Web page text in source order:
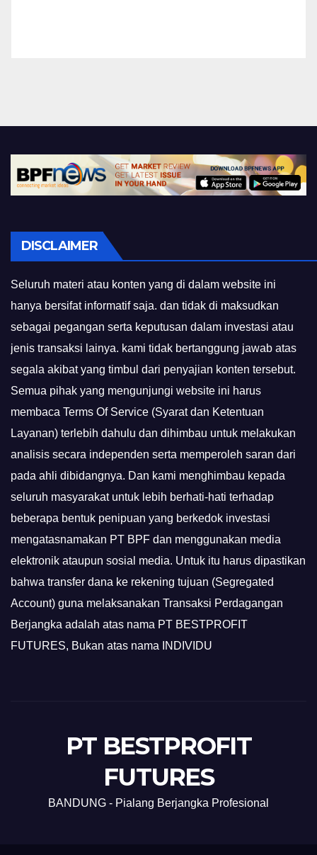
DISCLAIMER
Seluruh materi atau konten yang di dalam website ini
hanya bersifat informatif saja. dan tidak di maksudkan
sebagai pegangan serta keputusan dalam investasi atau
jenis transaksi lainya. kami tidak bertanggung jawab atas
segala akibat yang timbul dari penyajian konten tersebut.
Semua pihak yang mengunjungi website ini harus
membaca Terms Of Service (Syarat dan Ketentuan
Layanan) terlebih dahulu dan dihimbau untuk melakukan
analisis secara independen serta memperoleh saran dari
pada ahli dibidangnya. Dan kami menghimbau kepada
seluruh masyarakat untuk lebih berhati-hati terhadap
beberapa bentuk penipuan yang berkedok investasi
mengatasnamakan PT BPF dan menggunakan media
elektronik ataupun sosial media. Untuk itu harus dipastikan
bahwa transfer dana ke rekening tujuan (Segregated
Account) guna melaksanakan Transaksi Perdagangan
Berjangka adalah atas nama PT BESTPROFIT
FUTURES, Bukan atas nama INDIVIDU
PT BESTPROFIT
FUTURES
BANDUNG - Pialang Berjangka Profesional